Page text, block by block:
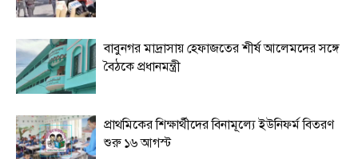
বাবুনগর মাদ্রাসায় হেফাজতের শীর্ষ আলেমদের সঙ্গে
বৈঠকে প্রধানমন্ত্রী
প্রাথমিকের শিক্ষার্থীদের বিনামূল্যে ইউনিফর্ম বিতরণ
শুরু ১৬ আগস্ট